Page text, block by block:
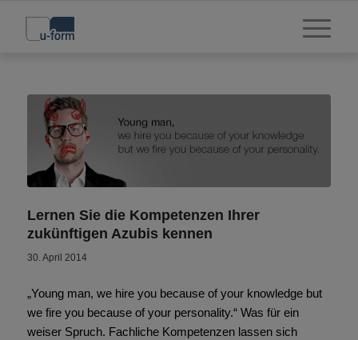
Lernen Sie die Kompetenzen Ihrer
zukünftigen Azubis kennen
30. April 2014
„Young man, we hire you because of your knowledge but
we fire you because of your personality.“ Was für ein
weiser Spruch. Fachliche Kompetenzen lassen sich